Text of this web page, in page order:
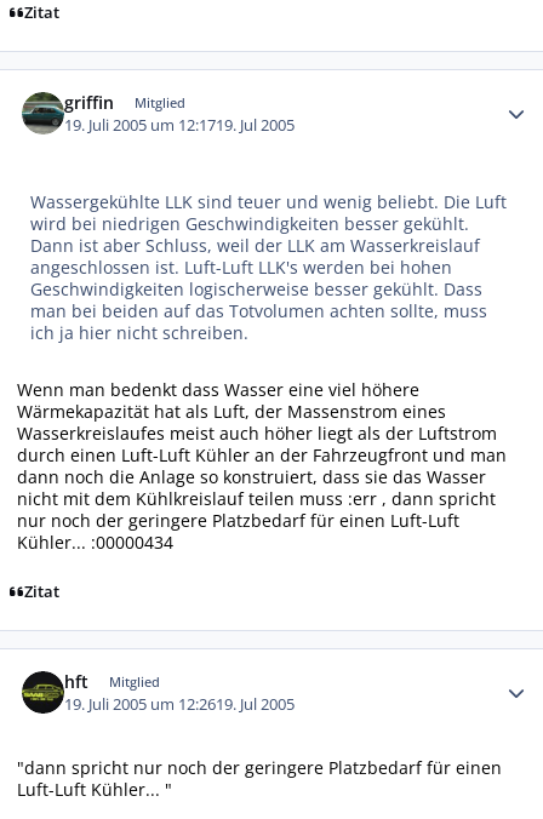
Zitat
griffin Mitglied
19. Juli 2005 um 12:1719. Jul 2005
Wassergekühlte LLK sind teuer und wenig beliebt. Die Luft
wird bei niedrigen Geschwindigkeiten besser gekühlt.
Dann ist aber Schluss, weil der LLK am Wasserkreislauf
angeschlossen ist. Luft-Luft LLK's werden bei hohen
Geschwindigkeiten logischerweise besser gekühlt. Dass
man bei beiden auf das Totvolumen achten sollte, muss
ich ja hier nicht schreiben.
Wenn man bedenkt dass Wasser eine viel höhere
Wärmekapazität hat als Luft, der Massenstrom eines
Wasserkreislaufes meist auch höher liegt als der Luftstrom
durch einen Luft-Luft Kühler an der Fahrzeugfront und man
dann noch die Anlage so konstruiert, dass sie das Wasser
nicht mit dem Kühlkreislauf teilen muss :err , dann spricht
nur noch der geringere Platzbedarf für einen Luft-Luft
Kühler... :00000434
Zitat
hft Mitglied
19. Juli 2005 um 12:2619. Jul 2005
"dann spricht nur noch der geringere Platzbedarf für einen
Luft-Luft Kühler... "